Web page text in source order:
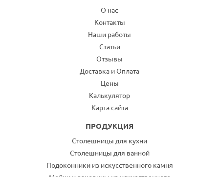
О нас
Контакты
Наши работы
Статьи
Отзывы
Доставка и Оплата
Цены
Калькулятор
Карта сайта
ПРОДУКЦИЯ
Столешницы для кухни
Столешницы для ванной
Подоконники из искусственного камня